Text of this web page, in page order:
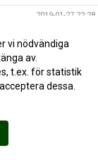
2019-01-27 22:28
2019-01-18 20:34
vi nödvändiga
av.
t.ex. för statistik
dessa.